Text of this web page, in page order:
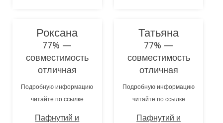
Роксана
77% —
совместимость
отличная
Подробную информацию
читайте по ссылке
Пафнутий и
Татьяна
77% —
совместимость
отличная
Подробную информацию
читайте по ссылке
Пафнутий и